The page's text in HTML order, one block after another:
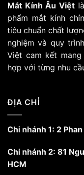
thể.
Các
tùy
chọn
có
thể
được
trang
sản
Mắt Kính Âu Việt
phẩm mắt kính
tiêu chuẩn chất
nghiệm và quy
Việt cam kết
hợp với từng nhu
ĐỊA CHỈ
Chi nhánh 1: 2
Chi nhánh 2: 81
HCM